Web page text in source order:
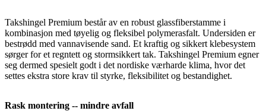
Takshingel Premium består av en robust glassfiberstamme i
kombinasjon med tøyelig og fleksibel polymerasfalt. Undersiden er
bestrødd med vannavisende sand. Et kraftig og sikkert klebesystem
sørger for et regntett og stormsikkert tak. Takshingel Premium egner
seg dermed spesielt godt i det nordiske værharde klima, hvor det
settes ekstra store krav til styrke, fleksibilitet og bestandighet.
Rask montering -- mindre avfall